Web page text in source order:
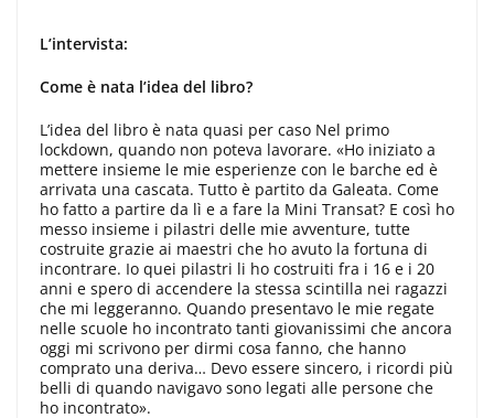
L’intervista:
Come è nata l’idea del libro?
L’idea del libro è nata quasi per caso Nel primo
lockdown, quando non poteva lavorare. «Ho iniziato a
mettere insieme le mie esperienze con le barche ed è
arrivata una cascata. Tutto è partito da Galeata. Come
ho fatto a partire da lì e a fare la Mini Transat? E così ho
messo insieme i pilastri delle mie avventure, tutte
costruite grazie ai maestri che ho avuto la fortuna di
incontrare. Io quei pilastri li ho costruiti fra i 16 e i 20
anni e spero di accendere la stessa scintilla nei ragazzi
che mi leggeranno. Quando presentavo le mie regate
nelle scuole ho incontrato tanti giovanissimi che ancora
oggi mi scrivono per dirmi cosa fanno, che hanno
comprato una deriva… Devo essere sincero, i ricordi più
belli di quando navigavo sono legati alle persone che
ho incontrato».